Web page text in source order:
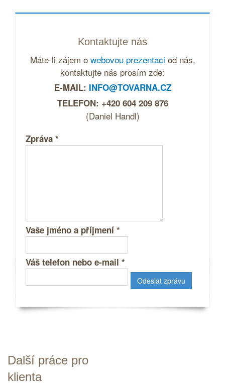
Kontaktujte nás
Máte-li zájem o webovou prezentaci od nás,
kontaktujte nás prosím zde:
E-MAIL: INFO@TOVARNA.CZ
TELEFON: +420 604 209 876
(Daniel Handl)
Zpráva *
Vaše jméno a příjmení *
Váš telefon nebo e-mail *
Další práce pro
klienta